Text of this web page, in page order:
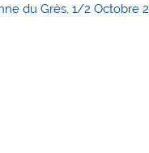
du Grès, 1/2 Octobre